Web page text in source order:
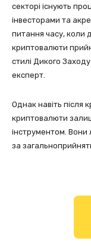
секторі існують
інвесторами та
питання часу, коли
криптовалюти
стилі Дикого
експерт.
Однак навіть після
криптовалюти
інструментом.
за